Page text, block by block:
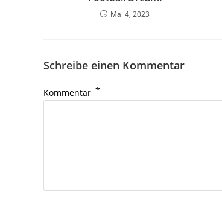
Mai 4, 2023
Schreibe einen Kommentar
Kommentar *